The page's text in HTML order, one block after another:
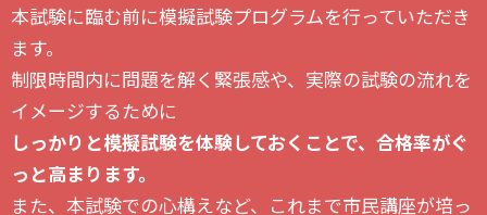
本試験に臨む前に模擬試験プログラムを行っていただき
ます。
制限時間内に問題を解く緊張感や、実際の試験の流れを
イメージするために
しっかりと模擬試験を体験しておくことで、合格率がぐ
っと高まります。
また、本試験での心構えなど、これまで市民講座が培っ